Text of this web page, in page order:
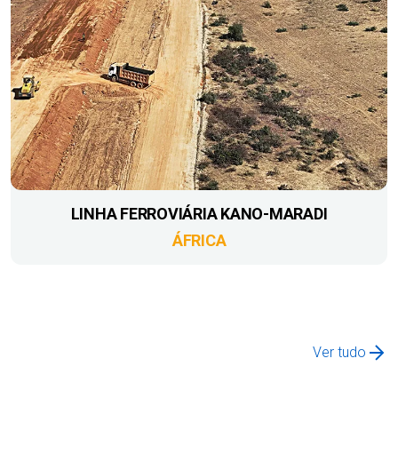
LINHA FERROVIÁRIA KANO-MARADI
ÁFRICA
Ver tudo